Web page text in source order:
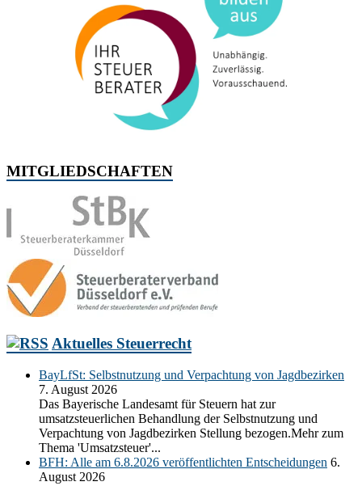
MITGLIEDSCHAFTEN
Aktuelles Steuerrecht
BayLfSt: Selbstnutzung und Verpachtung von Jagdbezirken
7. August 2026
Das Bayerische Landesamt für Steuern hat zur
umsatzsteuerlichen Behandlung der Selbstnutzung und
Verpachtung von Jagdbezirken Stellung bezogen.Mehr zum
Thema 'Umsatzsteuer'...
BFH: Alle am 6.8.2026 veröffentlichten Entscheidungen 6.
August 2026